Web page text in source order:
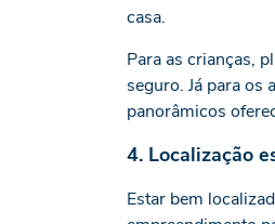
casa.
Para as crianças,
seguro. Já para os
panorâmicos
4. Localização
Estar bem